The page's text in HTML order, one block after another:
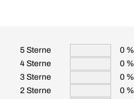
5 Sterne
0 %
4 Sterne
0 %
3 Sterne
0 %
2 Sterne
0 %